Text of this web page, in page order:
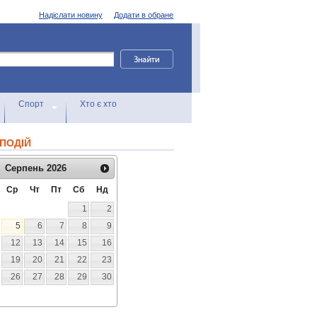
Додати в обране
Надіслати новину
Спорт Хто є хто
Серпень 2026
Ср Чт Пт Сб
Нд
1
2
5 6 7 8
9
12 13 14 15
16
19 20 21 22
23
26 27 28 29
30